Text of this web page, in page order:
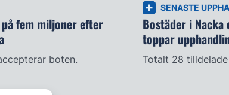
på fem miljoner efter
boten.
SENASTE
Bostäder i
toppar
Totalt 28